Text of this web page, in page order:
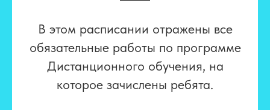
В этом расписании отражены все
обязательные работы по программе
Дистанционного обучения, на
которое зачислены ребята.